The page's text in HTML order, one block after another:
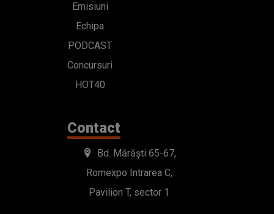
Emisiuni
Echipa
PODCAST
Concursuri
HOT40
Contact
Bd. Mărăști 65-67,
Romexpo Intrarea C,
Pavilion T, sector 1